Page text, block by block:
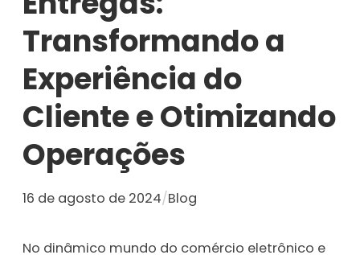
Transformando a
Experiência do
Cliente e Otimizando
Operações
16 de agosto de 2024/Blog
No dinâmico mundo do comércio eletrônico e